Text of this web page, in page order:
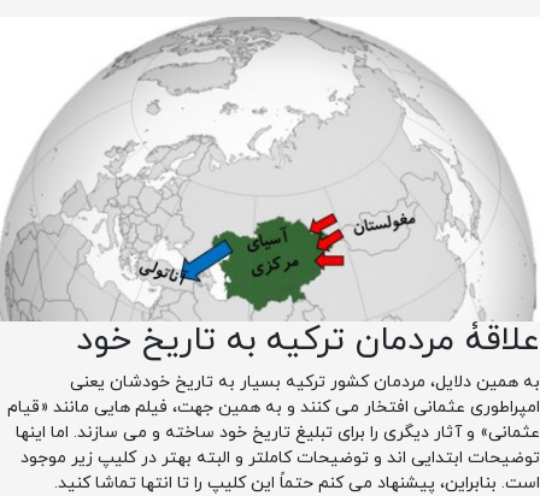
علاقۀ مردمان ترکیه به تاریخ خود
به همین دلایل، مردمان کشور ترکیه بسیار به تاریخ خودشان یعنی
امپراطوری عثمانی افتخار می کنند و به همین جهت، فیلم هایی مانند «قیام
عثمانی» و آثار دیگری را برای تبلیغ تاریخ خود ساخته و می سازند. اما اینها
توضیحات ابتدایی اند و توضیحات کاملتر و البته بهتر در کلیپ زیر موجود
است. بنابراین، پیشنهاد می کنم حتماً این کلیپ را تا انتها تماشا کنید.